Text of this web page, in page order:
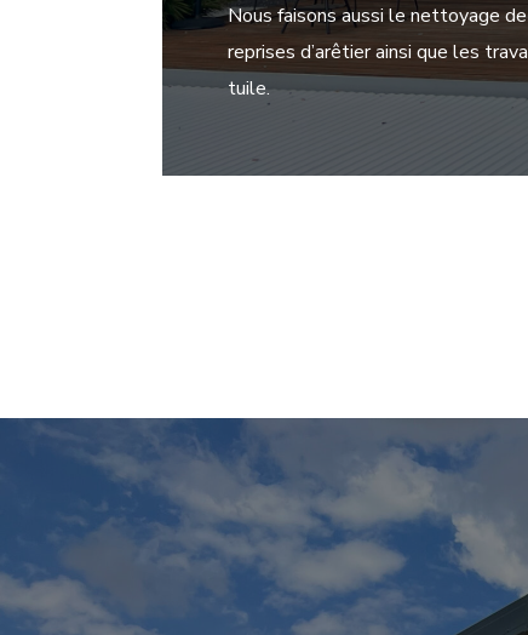
Nous faisons aussi le nettoyage
reprises d’arêtier ainsi que les
tuile.